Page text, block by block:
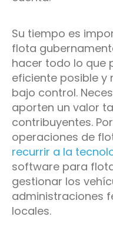
Su tiempo es
flota
hacer todo lo que
eficiente posible y
bajo control.
aporten un valor
contribuyentes.
operaciones de
recurrir a la
software para
gestionar los
administraciones
locales.